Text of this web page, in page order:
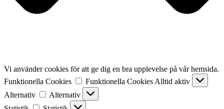
Vi använder cookies för att ge dig en bra upplevelse på vår hemsida.
Funktionella Cookies
Funktionella Cookies Alltid aktiv
Alternativ
Alternativ